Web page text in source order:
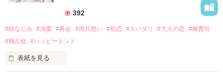
392
#幼なじみ #溺愛 #再会 #両片想い #初恋 #スパダリ #大人の恋 #御曹司
#独占欲
#ハッピーエンド
表紙を見る